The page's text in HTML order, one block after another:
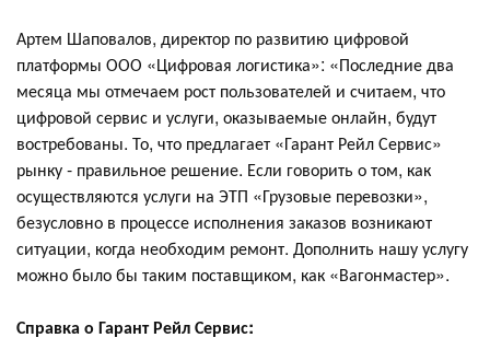
Артем Шаповалов, директор по развитию цифровой
платформы ООО «Цифровая логистика»: «Последние два
месяца мы отмечаем рост пользователей и считаем, что
цифровой сервис и услуги, оказываемые онлайн, будут
востребованы. То, что предлагает «Гарант Рейл Сервис»
рынку - правильное решение. Если говорить о том, как
осуществляются услуги на ЭТП «Грузовые перевозки»,
безусловно в процессе исполнения заказов возникают
ситуации, когда необходим ремонт. Дополнить нашу услугу
можно было бы таким поставщиком, как «Вагонмастер».
Справка о Гарант Рейл Сервис: